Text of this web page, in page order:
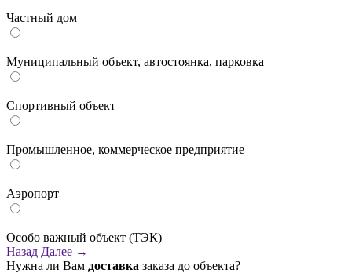
Частный дом
Муниципальный объект, автостоянка, парковка
Спортивный объект
Промышленное, коммерческое предприятие
Аэропорт
Особо важный объект (ТЭК)
Назад Далее →
Нужна ли Вам доставка заказа до объекта?